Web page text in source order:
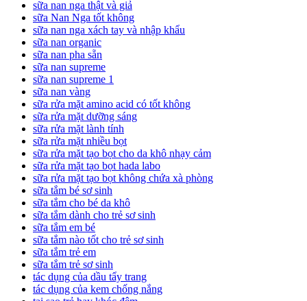
sữa nan nga thật và giả
sữa Nan Nga tốt không
sữa nan nga xách tay và nhập khẩu
sữa nan organic
sữa nan pha sẵn
sữa nan supreme
sữa nan supreme 1
sữa nan vàng
sữa rửa mặt amino acid có tốt không
sữa rửa mặt dưỡng sáng
sữa rửa mặt lành tính
sữa rửa mặt nhiều bọt
sữa rửa mặt tạo bọt cho da khô nhạy cảm
sữa rửa mặt tạo bọt hada labo
sữa rửa mặt tạo bọt không chứa xà phòng
sữa tắm bé sơ sinh
sữa tắm cho bé da khô
sữa tắm dành cho trẻ sơ sinh
sữa tắm em bé
sữa tắm nào tốt cho trẻ sơ sinh
sữa tắm trẻ em
sữa tắm trẻ sơ sinh
tác dụng của dầu tẩy trang
tác dụng của kem chống nắng